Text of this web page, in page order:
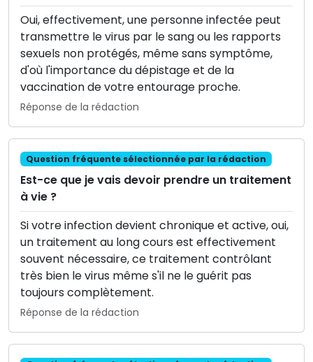
Oui, effectivement, une personne infectée peut
transmettre le virus par le sang ou les rapports
sexuels non protégés, même sans symptôme,
d'où l'importance du dépistage et de la
vaccination de votre entourage proche.
Réponse de la rédaction
Question fréquente sélectionnée par la rédaction
Est-ce que je vais devoir prendre un traitement
à vie ?
Si votre infection devient chronique et active, oui,
un traitement au long cours est effectivement
souvent nécessaire, ce traitement contrôlant
très bien le virus même s'il ne le guérit pas
toujours complètement.
Réponse de la rédaction